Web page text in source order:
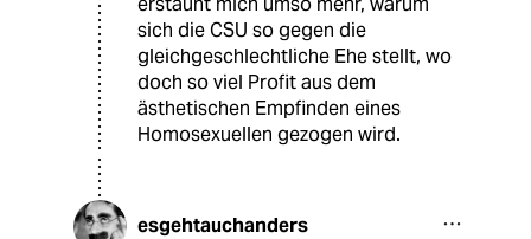
sich die CSU so gegen die
gleichgeschlechtliche Ehe stellt, wo
doch so viel Profit aus dem
ästhetischen Empfinden eines
Homosexuellen gezogen wird.
esgehtauchanders